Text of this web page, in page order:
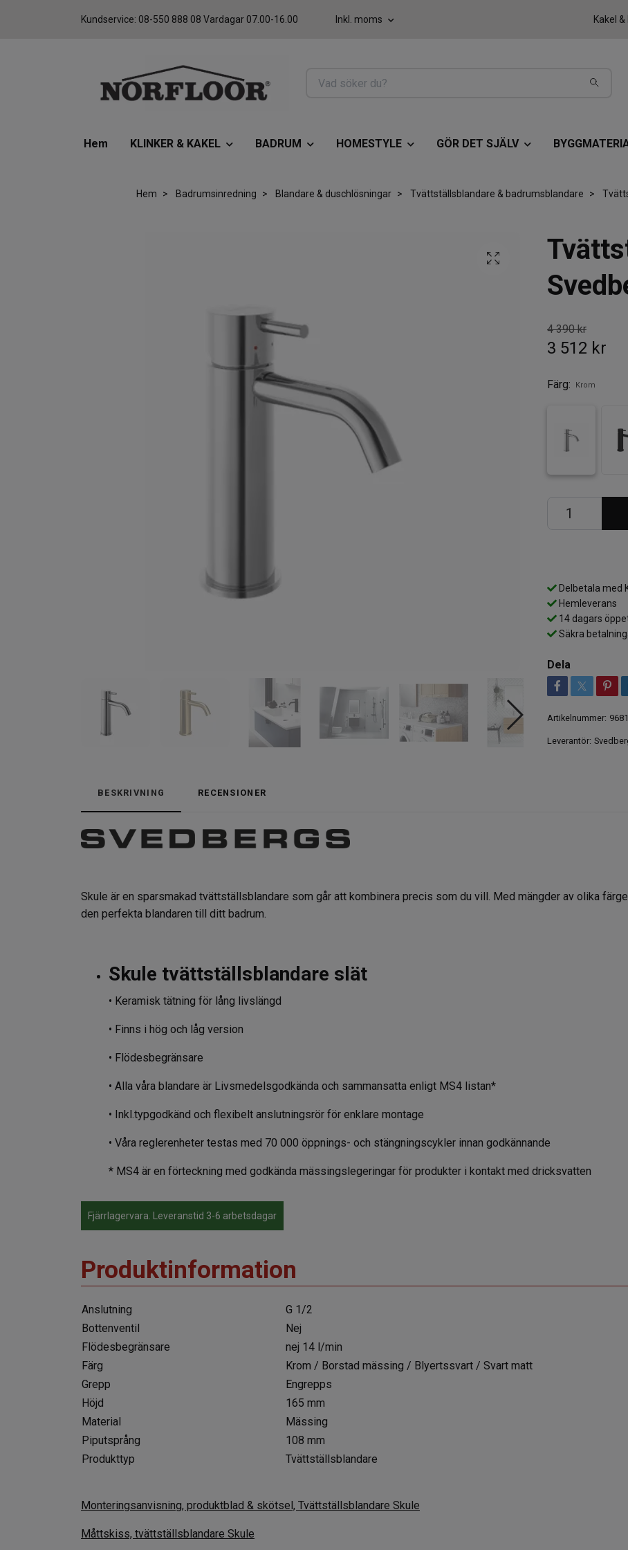
Kundservice: 08-550 888 08 Vardagar 07.00-16.00 Inkl. moms Kakel
Hem KLINKER & KAKEL BADRUM HOMESTYLE GÖR DET SJÄLV
Hem Badrumsinredning Blandare & duschlösningar Tvättställsblandare & badrumsblandare
4 390 kr
3 512 kr
Färg: Krom
Delbetala med
Hemleverans
14 dagars
Säkra
Dela
Artikelnummer:
Leverantör:
BESKRIVNING RECENSIONER
Skule är en sparsmakad tvättställsblandare som går att kombinera precis som du vill. Med mängder av olika
den perfekta blandaren till ditt badrum.
Skule tvättställsblandare slät
• Keramisk tätning för lång livslängd
• Finns i hög och låg version
• Flödesbegränsare
• Alla våra blandare är Livsmedelsgodkända och sammansatta enligt MS4 listan*
• Inkl.typgodkänd och flexibelt anslutningsrör för enklare montage
• Våra reglerenheter testas med 70 000 öppnings- och stängningscykler innan godkännande
* MS4 är en förteckning med godkända mässingslegeringar för produkter i kontakt med dricksvatten
Fjärrlagervara. Leveranstid 3-6 arbetsdagar
Produktinformation
Anslutning
G 1/2
Bottenventil
Nej
Flödesbegränsare
nej 14 l/min
Färg
Krom / Borstad mässing / Blyertssvart / Svart matt
Grepp
Engrepps
Höjd
165 mm
Material
Mässing
Piputsprång
108 mm
Produkttyp
Tvättställsblandare
Monteringsanvisning, produktblad & skötsel, Tvättställsblandare Skule
Måttskiss, tvättställsblandare Skule